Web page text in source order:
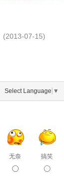
(2013-07-15)
Select Language ▼
无奈 搞笑